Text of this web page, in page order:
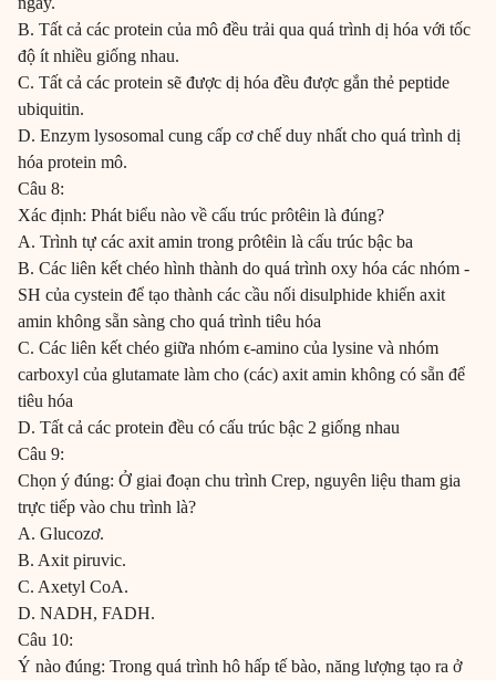
B. Tất cả các protein của mô đều trải qua quá trình dị hóa với tốc
độ ít nhiều giống nhau.
C. Tất cả các protein sẽ được dị hóa đều được gắn thẻ peptide
ubiquitin.
D. Enzym lysosomal cung cấp cơ chế duy nhất cho quá trình dị
hóa protein mô.
Câu 8:
Xác định: Phát biểu nào về cấu trúc prôtêin là đúng?
A. Trình tự các axit amin trong prôtêin là cấu trúc bậc ba
B. Các liên kết chéo hình thành do quá trình oxy hóa các nhóm -
SH của cystein để tạo thành các cầu nối disulphide khiến axit
amin không sẵn sàng cho quá trình tiêu hóa
C. Các liên kết chéo giữa nhóm ϵ-amino của lysine và nhóm
carboxyl của glutamate làm cho (các) axit amin không có sẵn để
tiêu hóa
D. Tất cả các protein đều có cấu trúc bậc 2 giống nhau
Câu 9:
Chọn ý đúng: Ở giai đoạn chu trình Crep, nguyên liệu tham gia
trực tiếp vào chu trình là?
A. Glucozơ.
B. Axit piruvic.
C. Axetyl CoA.
D. NADH, FADH.
Câu 10:
Ý nào đúng: Trong quá trình hô hấp tế bào, năng lượng tạo ra ở